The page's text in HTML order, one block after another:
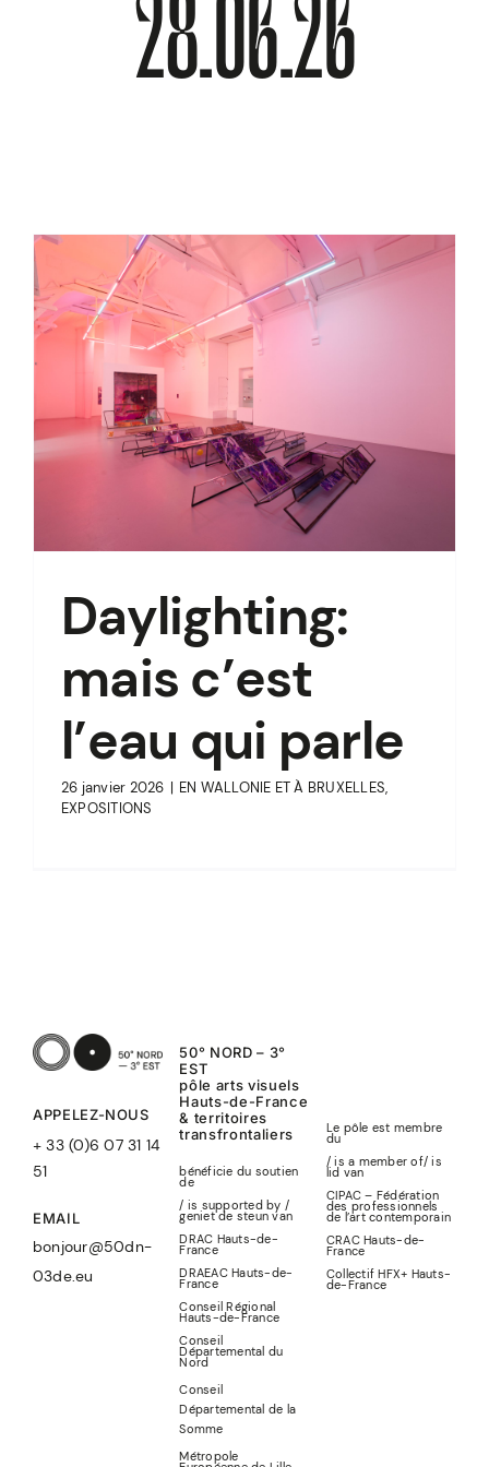
À PROPOS
28.06.26
Daylighting:
mais c’est
l’eau qui parle
26 janvier 2026 | EN WALLONIE ET À BRUXELLES,
EXPOSITIONS
APPELEZ-NOUS
+ 33 (0)6 07 31 14
51
EMAIL
bonjour@50dn-
03de.eu
50° NORD – 3°
EST
pôle arts visuels
Hauts-de-France
& territoires
transfrontaliers
bénéficie du soutien
de
/ is supported by /
geniet de steun van
DRAC Hauts-de-
France
DRAEAC Hauts-de-
France
Conseil Régional
Hauts-de-France
Conseil
Départemental du
Nord
Conseil
Départemental de la
Somme
Métropole
Le pôle est membre
du
/ is a member of/is
lid van
CIPAC – Fédération
des professionnels
de l’art contemporain
CRAC Hauts-de-
France
Collectif HFX+ Hauts-
de-France